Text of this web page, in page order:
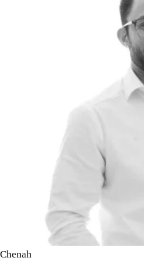
(Indien u meer informatie wil
garantie op een Toyota of Lexus
https://www.toyota.nl/occasions/
Chenah